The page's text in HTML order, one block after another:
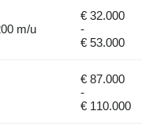
m/u
€ 32.000
-
€ 53.000
€ 87.000
-
€ 110.000